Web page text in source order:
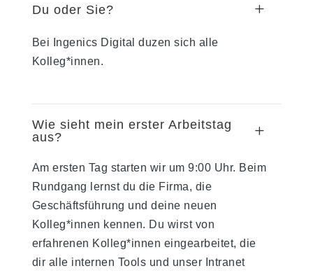
Du oder Sie? L
Bei Ingenics Digital duzen sich alle
Kolleg*innen.
Wie sieht mein erster Arbeitstag
aus?
L
Am ersten Tag starten wir um 9:00 Uhr. Beim
Rundgang lernst du die Firma, die
Geschäftsführung und deine neuen
Kolleg*innen kennen. Du wirst von
erfahrenen Kolleg*innen eingearbeitet, die
dir alle internen Tools und unser Intranet